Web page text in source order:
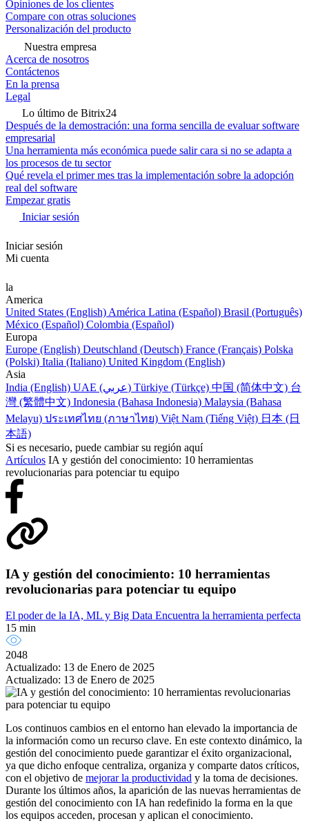
Opiniones de los clientes
Compare con otras soluciones
Personalización del producto
Nuestra empresa
Acerca de nosotros
Contáctenos
En la prensa
Legal
Lo último de Bitrix24
Después de la demostración: una forma sencilla de evaluar software
empresarial
Una herramienta más económica puede salir cara si no se adapta a
los procesos de tu sector
Qué revela el primer mes tras la implementación sobre la adopción
real del software
Empezar gratis
Iniciar sesión
Iniciar sesión
Mi cuenta
la
America
United States (English) América Latina (Español) Brasil (Português)
México (Español) Colombia (Español)
Europa
Europe (English) Deutschland (Deutsch) France (Français) Polska
(Polski) Italia (Italiano) United Kingdom (English)
Asia
India (English)
UAE (عربي) Türkiye (Türkçe) 中国 (简体中文) 台
灣 (繁體中文) Indonesia (Bahasa Indonesia) Malaysia (Bahasa
Melayu) ประเทศไทย (ภาษาไทย) Việt Nam (Tiếng Việt) 日本 (日
本語)
Si es necesario, puede cambiar su región aquí
Artículos IA y gestión del conocimiento: 10 herramientas
revolucionarias para potenciar tu equipo
IA y gestión del conocimiento: 10 herramientas
revolucionarias para potenciar tu equipo
El poder de la IA, ML y Big Data Encuentra la herramienta perfecta
15 min
2048
Actualizado: 13 de Enero de 2025
Actualizado: 13 de Enero de 2025
Los continuos cambios en el entorno han elevado la importancia de
la información como un recurso clave. En este contexto dinámico, la
gestión del conocimiento puede garantizar el éxito organizacional,
ya que dicho enfoque centraliza, organiza y comparte datos críticos,
con el objetivo de mejorar la productividad y la toma de decisiones.
Durante los últimos años, la aparición de las nuevas herramientas de
gestión del conocimiento con IA han redefinido la forma en la que
los equipos acceden, procesan y aplican el conocimiento.